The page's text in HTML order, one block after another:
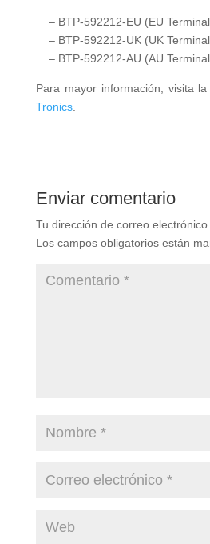
– BTP-592212-EU (EU
– BTP-592212-UK (UK
– BTP-592212-AU (AU Terminal
Para mayor información, visita la
Tronics.
Enviar comentario
Tu dirección de correo
Los campos obligatorios están